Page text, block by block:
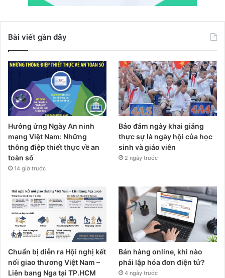
Bài viết gần đây
Hưởng ứng Ngày An ninh
mạng Việt Nam: Những
thông điệp thiết thực về an
toàn số
14 giờ trước
Bảo đảm ngày khai giảng
thực sự là ngày hội của học
sinh và giáo viên
2 ngày trước
Chuẩn bị diễn ra Hội nghị kết
nối giao thương Việt Nam –
Liên bang Nga tại TP.HCM
Bán hàng online, khi nào
phải lập hóa đơn điện tử?
4 ngày trước